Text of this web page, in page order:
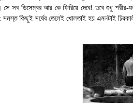
সে সব ডিসেম্বর আর কে ফিরিয়ে দেবে!তবে শুধু শরীর-
সমস্ত কিছুই সর্ষের তেলেই খোলতাই হয়এমনটাই